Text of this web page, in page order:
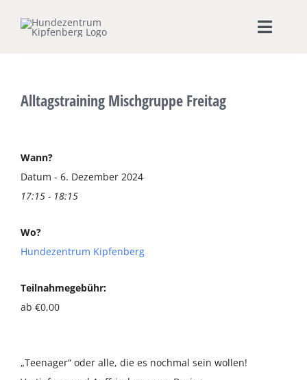
Inhalt
Toggle
Seminare & Workshops
Unsere Shops
Ernährungsberatung
Terminkalender
Alltagstraining Mischgruppe Freitag
Wann?
Datum - 6. Dezember 2024
17:15 - 18:15
Wo?
Hundezentrum Kipfenberg
Teilnahmegebühr:
ab €0,00
„Teenager“ oder alle, die es nochmal sein wollen!